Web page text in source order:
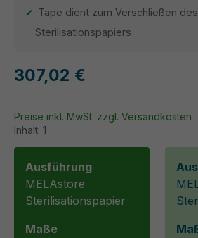
Tape dient zum Verschließen des
Sterilisationspapiers
307,02 €
Inhalt: 1
Preise inkl. MwSt. zzgl. Versandkosten
Ausführung
MELAstore
Sterilisationspapier
Maße